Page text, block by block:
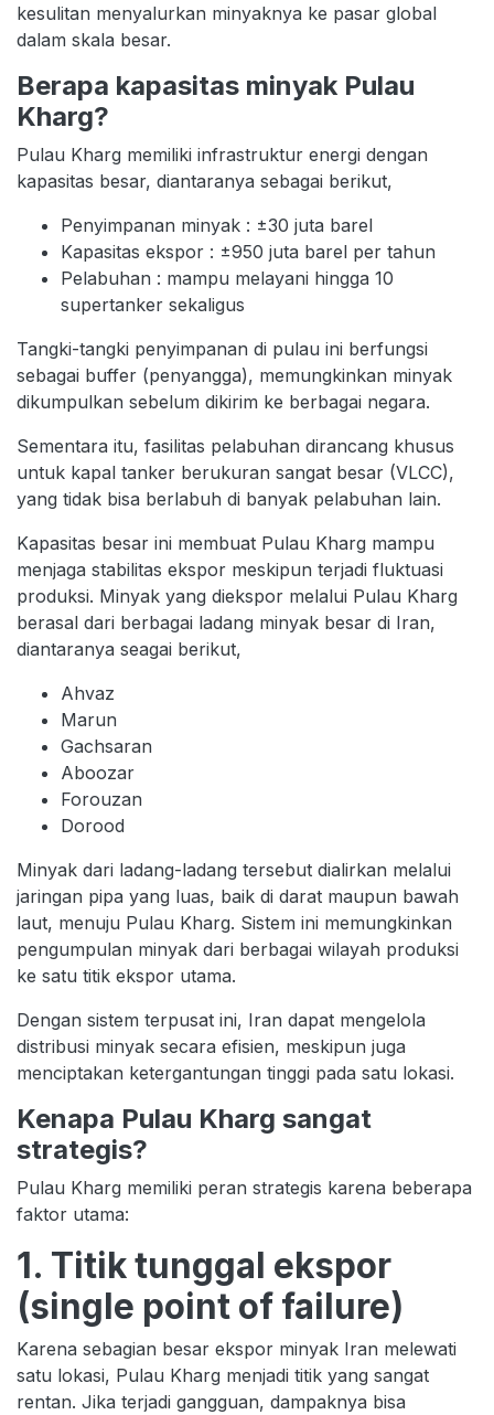
kesulitan menyalurkan minyaknya ke pasar global
dalam skala besar.
Berapa kapasitas minyak Pulau
Kharg?
Pulau Kharg memiliki infrastruktur energi dengan
kapasitas besar, diantaranya sebagai berikut,
Penyimpanan minyak : ±30 juta barel
Kapasitas ekspor : ±950 juta barel per tahun
Pelabuhan : mampu melayani hingga 10
supertanker sekaligus
Tangki-tangki penyimpanan di pulau ini berfungsi
sebagai buffer (penyangga), memungkinkan minyak
dikumpulkan sebelum dikirim ke berbagai negara.
Sementara itu, fasilitas pelabuhan dirancang khusus
untuk kapal tanker berukuran sangat besar (VLCC),
yang tidak bisa berlabuh di banyak pelabuhan lain.
Kapasitas besar ini membuat Pulau Kharg mampu
menjaga stabilitas ekspor meskipun terjadi fluktuasi
produksi. Minyak yang diekspor melalui Pulau Kharg
berasal dari berbagai ladang minyak besar di Iran,
diantaranya seagai berikut,
Ahvaz
Marun
Gachsaran
Aboozar
Forouzan
Dorood
Minyak dari ladang-ladang tersebut dialirkan melalui
jaringan pipa yang luas, baik di darat maupun bawah
laut, menuju Pulau Kharg. Sistem ini memungkinkan
pengumpulan minyak dari berbagai wilayah produksi
ke satu titik ekspor utama.
Dengan sistem terpusat ini, Iran dapat mengelola
distribusi minyak secara efisien, meskipun juga
menciptakan ketergantungan tinggi pada satu lokasi.
Kenapa Pulau Kharg sangat
strategis?
Pulau Kharg memiliki peran strategis karena beberapa
faktor utama:
1. Titik tunggal ekspor
(single point of failure)
Karena sebagian besar ekspor minyak Iran melewati
satu lokasi, Pulau Kharg menjadi titik yang sangat
rentan. Jika terjadi gangguan, dampaknya bisa